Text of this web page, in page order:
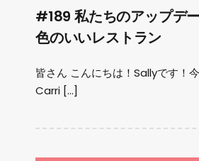
#189 私たちのアップデ
色のいいレストラン
皆さん こんにちは！Sallyです！
Carri […]